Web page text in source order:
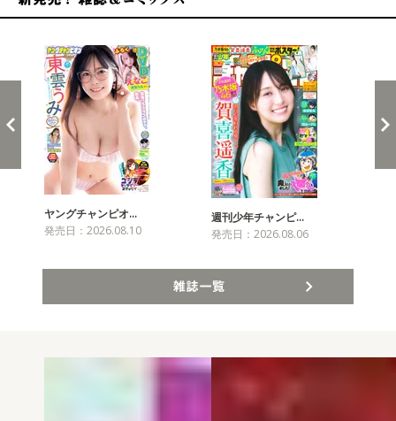
ヤングチャンピオ…
発売日：2026.08.10
週刊少年チャンピ…
発売日：2026.08.06